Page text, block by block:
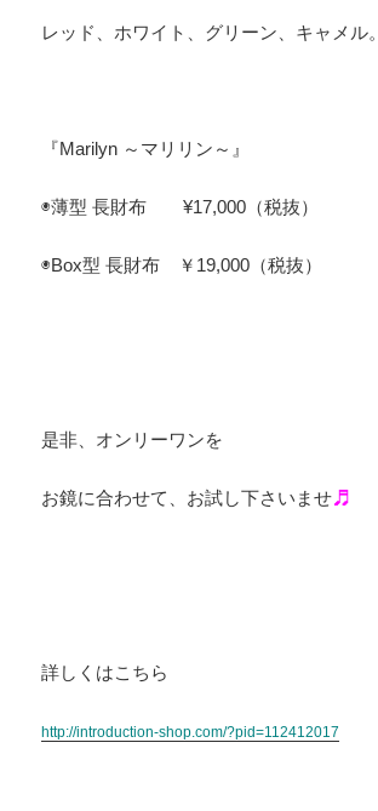
レッド、ホワイト、グリーン、キャメル。
『Marilyn ～マリリン～』
◉薄型 長財布 ¥17,000（税抜）
◉Box型 長財布 ￥19,000（税抜）
是非、オンリーワンを
お鏡に合わせて、お試し下さいませ
詳しくはこちら
http://introduction-shop.com/?pid=112412017